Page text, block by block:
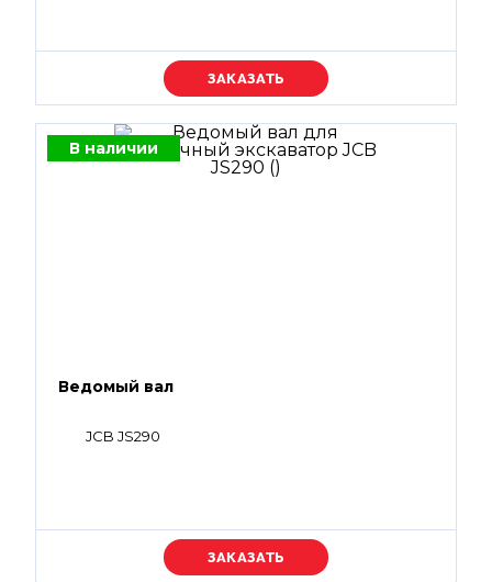
Уточняйте цену
В наличии
Ведомый вал
JCB JS290
Уточняйте цену